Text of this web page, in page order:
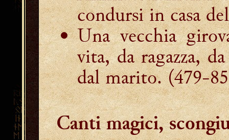
condursi in casa
Una vecchia
vita, da ragazza,
dal marito.(479-
Canti magici,